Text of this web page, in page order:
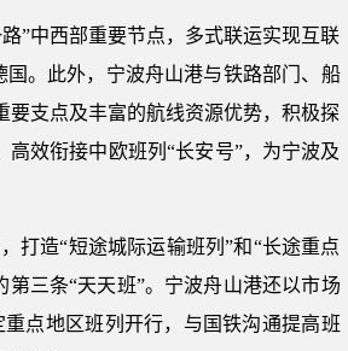
”中西部重要节点，多式联运实现互联
国。此外，宁波舟山港与铁路部门、船
要支点及丰富的航线资源优势，积极探
效衔接中欧班列“长安号”，为宁波及
打造“短途城际运输班列”和“长途重点
三条“天天班”。宁波舟山港还以市场
点地区班列开行，与国铁沟通提高班